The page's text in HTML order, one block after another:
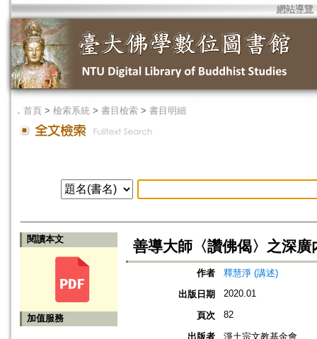
網站導覽
． 首頁 > 檢索系統 > 書目檢索 > 書目明細
閱讀本文
加值服務
善導大師〈讚佛偈〉之深廣
作者
釋慧淨 (講述)
出版日期
2020.01
頁次 82
出版者
淨土宗文教基金會